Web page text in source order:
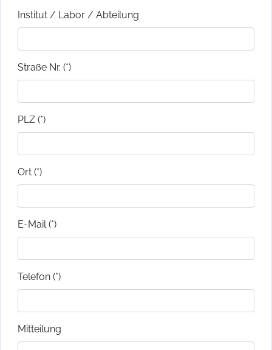
Institut / Labor / Abteilung
Straße Nr. (*)
PLZ (*)
Ort (*)
E-Mail (*)
Telefon (*)
Mitteilung